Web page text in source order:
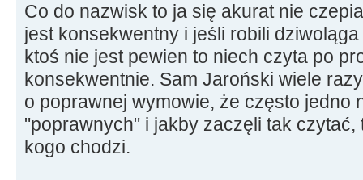
Co do nazwisk to ja się akurat nie
jest konsekwentny i jeśli robili
ktoś nie jest pewien to niech czyta po
konsekwentnie. Sam Jaroński wiele
o poprawnej wymowie, że często jedno
"poprawnych" i jakby zaczęli tak czytać,
kogo chodzi.